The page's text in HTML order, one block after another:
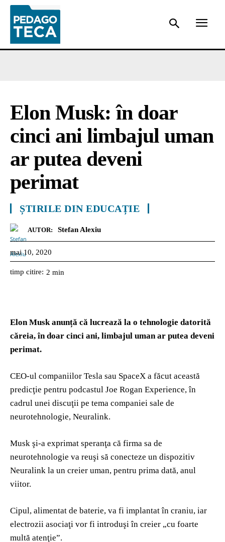
Elon Musk: în doar
cinci ani limbajul uman
ar putea deveni
perimat
ȘTIRILE DIN EDUCAȚIE
AUTOR: Stefan Alexiu
mai 10, 2020
timp citire: 2 min
Elon Musk anunță că lucrează la o tehnologie datorită
căreia, în doar cinci ani, limbajul uman ar putea deveni
perimat.
CEO-ul companiilor Tesla sau SpaceX a făcut această
predicţie pentru podcastul Joe Rogan Experience, în
cadrul unei discuţii pe tema companiei sale de
neurotehnologie, Neuralink.
Musk şi-a exprimat speranţa că firma sa de
neurotehnologie va reuşi să conecteze un dispozitiv
Neuralink la un creier uman, pentru prima dată, anul
viitor.
Cipul, alimentat de baterie, va fi implantat în craniu, iar
electrozii asociaţi vor fi introduşi în creier „cu foarte
multă atenţie”.